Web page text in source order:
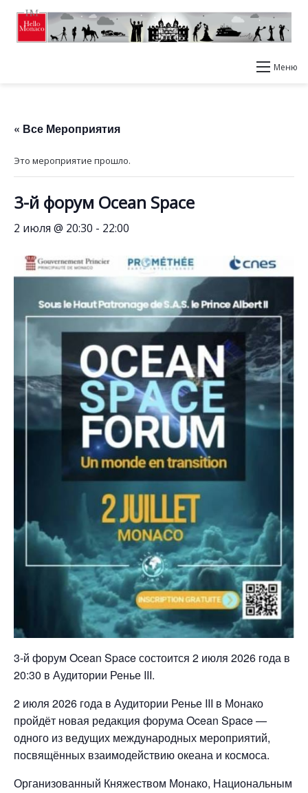
Меню
« Все Мероприятия
Это мероприятие прошло.
3-й форум Ocean Space
2 июля @ 20:30 - 22:00
3-й форум Ocean Space состоится 2 июля 2026 года в
20:30 в Аудитории Ренье III.
2 июля 2026 года в Аудитории Ренье III в Монако
пройдёт новая редакция форума Ocean Space —
одного из ведущих международных мероприятий,
посвящённых взаимодействию океана и космоса.
Организованный Княжеством Монако, Национальным